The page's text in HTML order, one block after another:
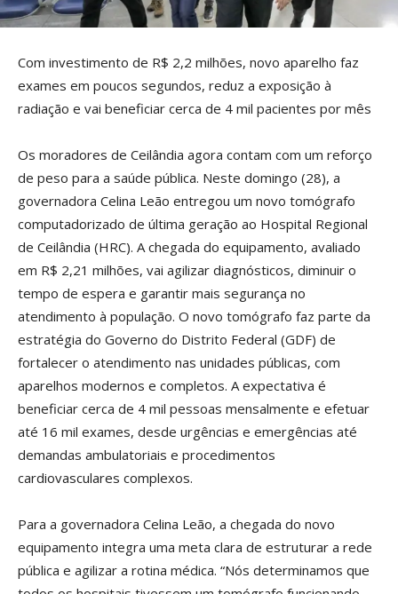
Com investimento de R$ 2,2 milhões, novo aparelho faz
exames em poucos segundos, reduz a exposição à
radiação e vai beneficiar cerca de 4 mil pacientes por mês
Os moradores de Ceilândia agora contam com um reforço
de peso para a saúde pública. Neste domingo (28), a
governadora Celina Leão entregou um novo tomógrafo
computadorizado de última geração ao Hospital Regional
de Ceilândia (HRC). A chegada do equipamento, avaliado
em R$ 2,21 milhões, vai agilizar diagnósticos, diminuir o
tempo de espera e garantir mais segurança no
atendimento à população. O novo tomógrafo faz parte da
estratégia do Governo do Distrito Federal (GDF) de
fortalecer o atendimento nas unidades públicas, com
aparelhos modernos e completos. A expectativa é
beneficiar cerca de 4 mil pessoas mensalmente e efetuar
até 16 mil exames, desde urgências e emergências até
demandas ambulatoriais e procedimentos
cardiovasculares complexos.
Para a governadora Celina Leão, a chegada do novo
equipamento integra uma meta clara de estruturar a rede
pública e agilizar a rotina médica. “Nós determinamos que